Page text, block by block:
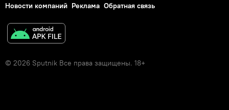
Новости компаний Реклама Обратная связь
© 2026 Sputnik Все права защищены. 18+